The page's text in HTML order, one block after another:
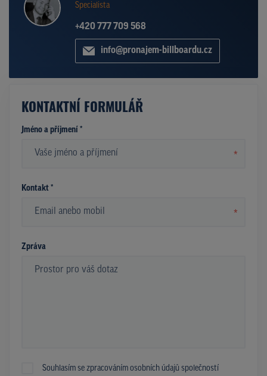
Specialista
+420 777 709 568
info@pronajem-billboardu.cz
KONTAKTNÍ FORMULÁŘ
Jméno a příjmení *
*
Kontakt *
*
Zpráva
Souhlasím se zpracováním osobních údajů společností